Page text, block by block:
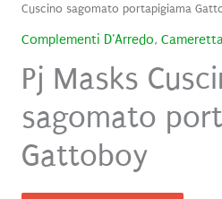
Cuscino sagomato portapigiama
Complementi D'Arredo,
Pj Masks
sagomato
Gattoboy